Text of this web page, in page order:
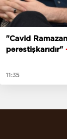
"Cavid
pərəstişkarıdır"
11:35